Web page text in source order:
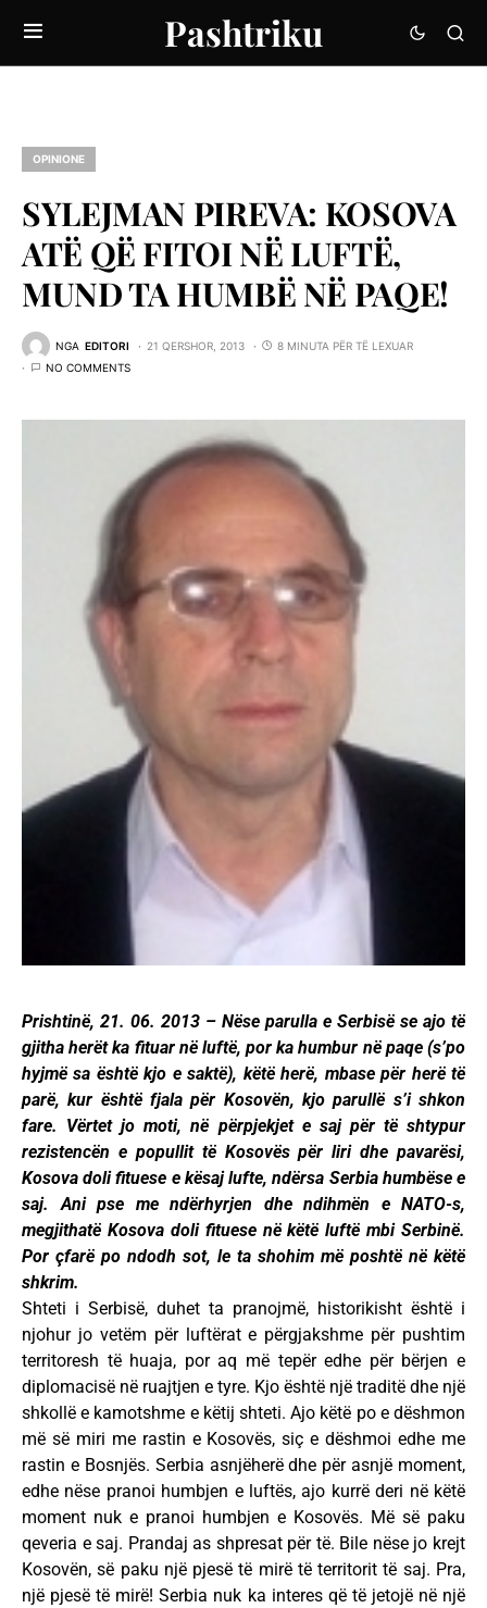
Pashtriku
OPINIONE
SYLEJMAN PIREVA: KOSOVA
ATË QË FITOI NË LUFTË,
MUND TA HUMBË NË PAQE!
NGA EDITORI 21 QERSHOR, 2013
8 MINUTA PËR TË LEXUAR
NO COMMENTS
Prishtinë, 21. 06. 2013 – Nëse parulla e Serbisë se ajo të
gjitha herët ka fituar në luftë, por ka humbur në paqe (s’po
hyjmë sa është kjo e saktë), këtë herë, mbase për herë të
parë, kur është fjala për Kosovën, kjo parullë s’i shkon
fare. Vërtet jo moti, në përpjekjet e saj për të shtypur
rezistencën e popullit të Kosovës për liri dhe pavarësi,
Kosova doli fituese e kësaj lufte, ndërsa Serbia humbëse e
saj. Ani pse me ndërhyrjen dhe ndihmën e NATO-s,
megjithatë Kosova doli fituese në këtë luftë mbi Serbinë.
Por çfarë po ndodh sot, le ta shohim më poshtë në këtë
shkrim.
Shteti i Serbisë, duhet ta pranojmë, historikisht është i
njohur jo vetëm për luftërat e përgjakshme për pushtim
territoresh të huaja, por aq më tepër edhe për bërjen e
diplomacisë në ruajtjen e tyre. Kjo është një traditë dhe një
shkollë e kamotshme e këtij shteti. Ajo këtë po e dëshmon
më së miri me rastin e Kosovës, siç e dëshmoi edhe me
rastin e Bosnjës. Serbia asnjëherë dhe për asnjë moment,
edhe nëse pranoi humbjen e luftës, ajo kurrë deri në këtë
moment nuk e pranoi humbjen e Kosovës. Më së paku
qeveria e saj. Prandaj as shpresat për të. Bile nëse jo krejt
Kosovën, së paku një pjesë të mirë të territorit të saj. Pra,
një pjesë të mirë! Serbia nuk ka interes që të jetojë në një